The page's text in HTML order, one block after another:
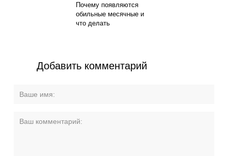
Почему появляются
обильные месячные и
что делать
Добавить комментарий